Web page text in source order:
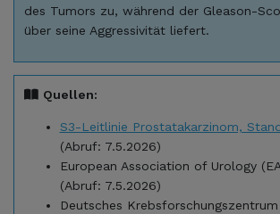
des Tumors zu, während der Gleason-
über seine Aggressivität liefert.
Quellen:
S3-Leitlinie Prostatakarzinom,
(Abruf: 7.5.2026)
European Association of Urology
(Abruf: 7.5.2026)
Deutsches